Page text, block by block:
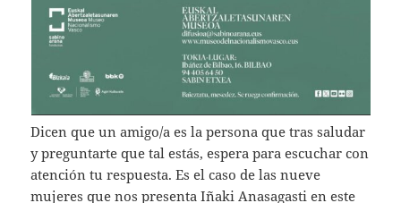
Dicen que un amigo/a es la persona que tras saludar
y preguntarte que tal estás, espera para escuchar con
atención tu respuesta. Es el caso de las nueve
mujeres que nos presenta Iñaki Anasagasti en este